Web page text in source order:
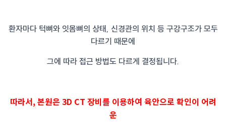
환자마다 턱뼈와 잇몸뼈의 상태, 신경관의 위치 등 구강구조가 모두
다르기 때문에
그에 따라 접근 방법도 다르게 결정됩니다.
따라서, 본원은 3D CT 장비를 이용하여 육안으로 확인이 어려
운